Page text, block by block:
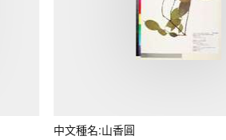
中文種名:山香圓